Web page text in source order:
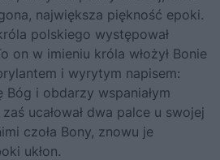
największa piękność epoki.
polskiego występował
on w imieniu króla włożył Bonie
i wyrytym napisem:
Bóg i obdarzy wspaniałym
ucałował dwa palce u swojej
czoła Bony, znowu je
ukłon.